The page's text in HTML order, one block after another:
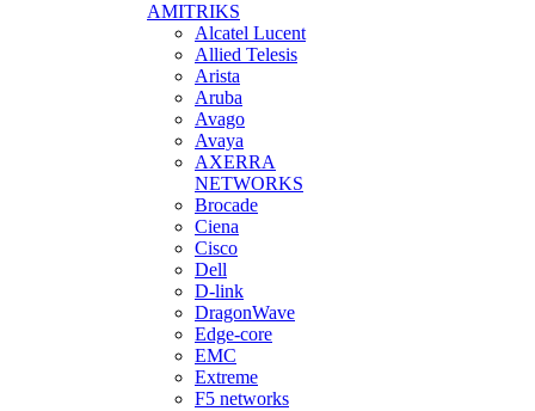
AMITRIKS
Alcatel Lucent
Allied Telesis
Arista
Aruba
Avago
Avaya
AXERRA
NETWORKS
Brocade
Ciena
Cisco
Dell
D-link
DragonWave
Edge-core
EMC
Extreme
F5 networks